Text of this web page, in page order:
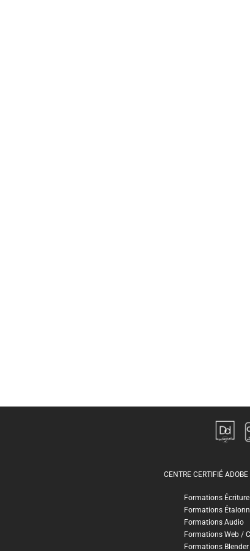
CENTRE CERTIFIÉ
Formations
Formations
Formations Audio
Formations Web /
Formations Blender